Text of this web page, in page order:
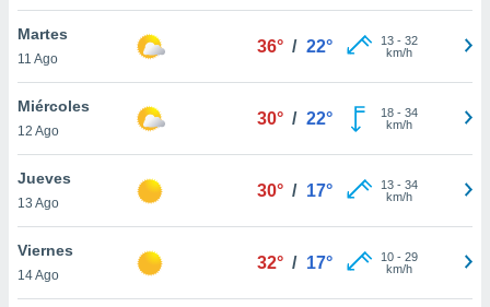
de
cookies
aceptar
Martes
11 Ago
36° / 22° 13- 32
km/h
Miércoles
12 Ago
30° / 22° 18- 34
km/h
Jueves
13 Ago
30° / 17° 13- 34
km/h
Viernes
14 Ago
32° / 17° 10- 29
km/h